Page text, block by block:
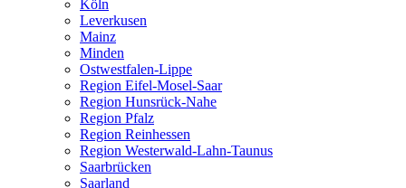
Köln
Leverkusen
Mainz
Minden
Ostwestfalen-Lippe
Region Eifel-Mosel-Saar
Region Hunsrück-Nahe
Region Pfalz
Region Reinhessen
Region Westerwald-Lahn-Taunus
Saarbrücken
Saarland